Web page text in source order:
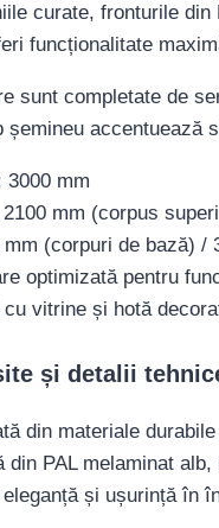
curate, fronturile
funcționalitate
sunt completate de
șemineu accentuează
3000 mm
mm (corpus
(corpuri de bază) /
optimizată pentru
cu vitrine și hotă
și detalii
din materiale
din PAL melaminat
și ușurință în